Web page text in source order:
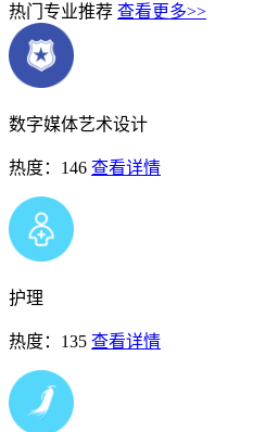
热门专业推荐 查看更多>>
数字媒体艺术设计
热度：146 查看详情
护理
热度：135 查看详情